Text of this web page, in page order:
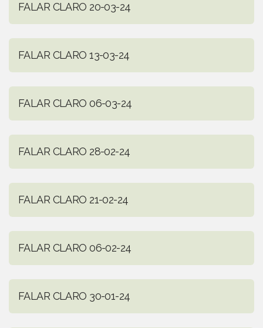
FALAR CLARO 20-03-24
FALAR CLARO 13-03-24
FALAR CLARO 06-03-24
FALAR CLARO 28-02-24
FALAR CLARO 21-02-24
FALAR CLARO 06-02-24
FALAR CLARO 30-01-24